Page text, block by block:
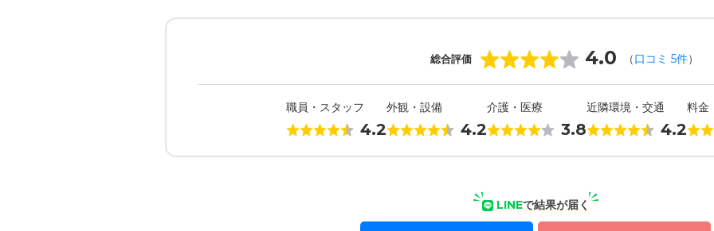
総合評価 4.0 （口コミ 5件）
職員・スタッフ
4.2
外観・設備
4.2
介護・医療
3.8
近隣環境・交通
4.2
料金
LINEで結果が届く